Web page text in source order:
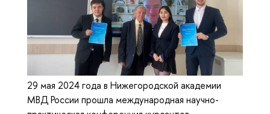
29 мая 2024 года в Нижегородской академии
МВД России прошла международная научно-